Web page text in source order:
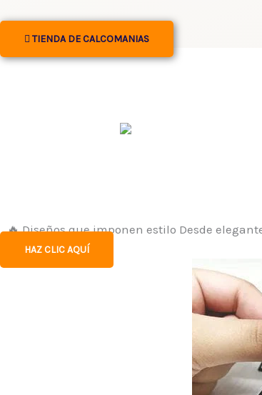
TIENDA DE CALCOMANIAS
🔥 Diseños que imponen estilo Desde
HAZ CLIC AQUÍ